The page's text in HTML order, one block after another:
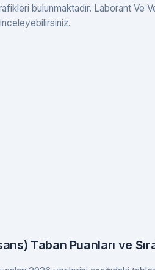
bulunmaktadır. Laborant Ve
inceleyebilirsiniz.
Taban Puanları ve